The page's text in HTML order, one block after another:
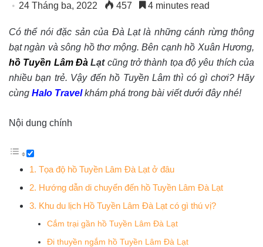
24 Tháng ba, 2022 457 4 minutes read
Có thể nói đặc sản của Đà Lạt là những cánh rừng thông
bạt ngàn và sông hồ thơ mộng. Bên cạnh hồ Xuân Hương,
hồ Tuyền Lâm Đà Lạtcũng trở thành tọa độ yêu thích của
nhiều bạn trẻ. Vậy đến hồ Tuyền Lâm thì có gì chơi? Hãy
cùng Halo Travelkhám phá trong bài viết dưới đây nhé!
Nội dung chính
1. Tọa độ hồ Tuyền Lâm Đà Lạt ở đâu
2. Hướng dẫn di chuyển đến hồ Tuyền Lâm Đà Lạt
3. Khu du lịch Hồ Tuyền Lâm Đà Lạt có gì thú vị?
Cắm trại gần hồ Tuyền Lâm Đà Lạt
Đi thuyền ngắm hồ Tuyền Lâm Đà Lạt